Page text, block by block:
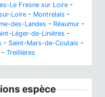
Le Fresne sur Loire -
Loire - Montrelais -
des-Landes - Réaumur -
Léger-de-Linières -
- Saint-Mars-de-Coutais -
- Treillières
espèce